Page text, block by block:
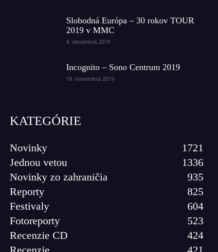
Slobodná Európa – 30 rokov TOUR
2019 v MMC
8. decembra 2019
Incognito – Sono Centrum 2019
19. novembra 2019
KATEGÓRIE
Novinky
1721
Jednou vetou
1336
Novinky zo zahraničia
935
Reporty
825
Festivaly
604
Fotoreporty
523
Recenzie CD
424